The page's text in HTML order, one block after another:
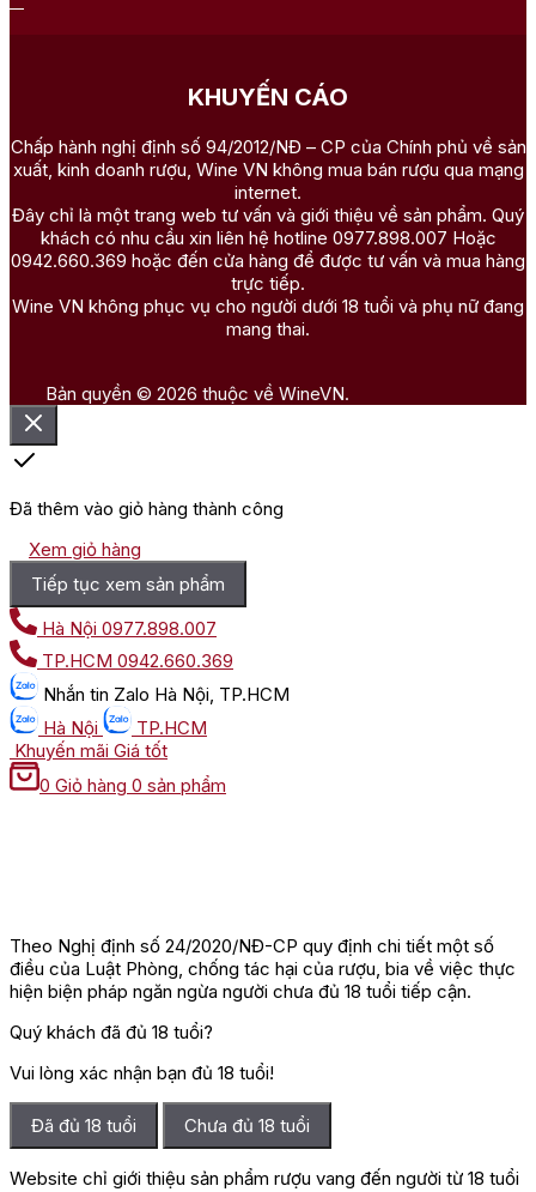
KHUYẾN CÁO
Chấp hành nghị định số 94/2012/NĐ – CP của Chính phủ về sản
xuất, kinh doanh rượu, Wine VN không mua bán rượu qua mạng
internet.
Đây chỉ là một trang web tư vấn và giới thiệu về sản phẩm. Quý
khách có nhu cầu xin liên hệ hotline 0977.898.007 Hoặc
0942.660.369 hoặc đến cửa hàng để được tư vấn và mua hàng
trực tiếp.
Wine VN không phục vụ cho người dưới 18 tuổi và phụ nữ đang
mang thai.
Bản quyền © 2026 thuộc về WineVN.
Đã thêm vào giỏ hàng thành công
Xem giỏ hàng
Tiếp tục xem sản phẩm
Hà Nội 0977.898.007
TP.HCM 0942.660.369
Nhắn tin Zalo Hà Nội, TP.HCM
Hà Nội
TP.HCM
Khuyến mãi Giá tốt
0 Giỏ hàng 0 sản phẩm
Theo Nghị định số 24/2020/NĐ-CP quy định chi tiết một số
điều của Luật Phòng, chống tác hại của rượu, bia về việc thực
hiện biện pháp ngăn ngừa người chưa đủ 18 tuổi tiếp cận.
Quý khách đã đủ 18 tuổi?
Vui lòng xác nhận bạn đủ 18 tuổi!
Đã đủ 18 tuổi Chưa đủ 18 tuổi
Website chỉ giới thiệu sản phẩm rượu vang đến người từ 18 tuổi